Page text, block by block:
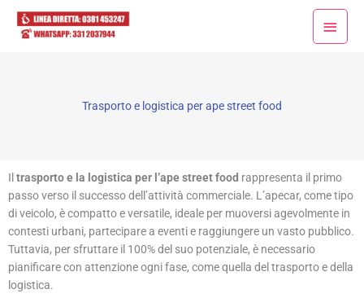
Menu
Trasporto e logistica per ape street food
Il trasporto e la logistica per l’ape street food rappresenta il primo
passo verso il successo dell’attività commerciale. L’apecar, come tipo
di veicolo, è compatto e versatile, ideale per muoversi agevolmente in
contesti urbani, partecipare a eventi e raggiungere un vasto pubblico.
Tuttavia, per sfruttare il 100% del suo potenziale, è necessario
pianificare con attenzione ogni fase, come quella del trasporto e della
logistica.